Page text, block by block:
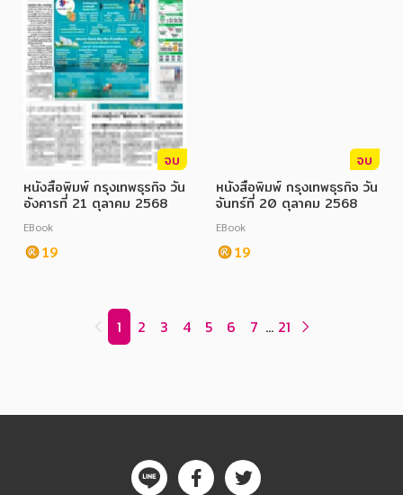
จบ
หนังสือพิมพ์ กรุงเทพธุรกิจ วัน
อังคารที่ 21 ตุลาคม 2568
EBook
19
จบ
หนังสือพิมพ์ กรุงเทพธุรกิจ วัน
จันทร์ที่ 20 ตุลาคม 2568
EBook
19
1 2 3 4 5 6 7 ... 21